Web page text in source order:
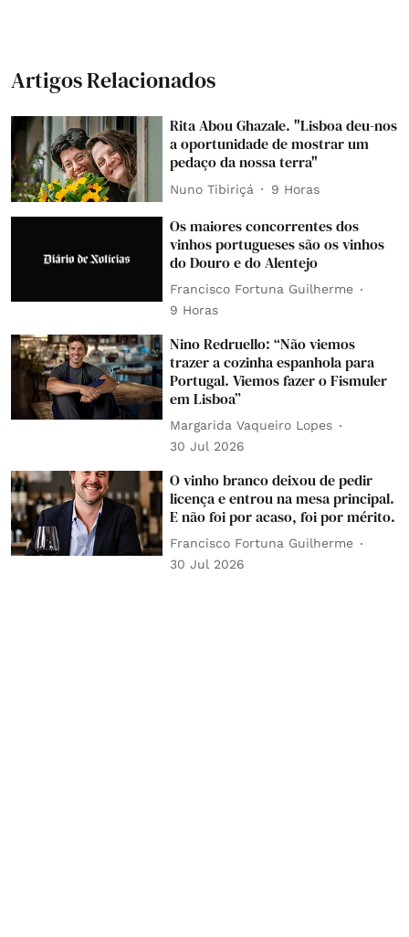
Artigos Relacionados
Rita Abou Ghazale. "Lisboa deu-nos
a oportunidade de mostrar um
pedaço da nossa terra"
Nuno Tibiriçá 9 Horas
Os maiores concorrentes dos
vinhos portugueses são os vinhos
do Douro e do Alentejo
Francisco Fortuna Guilherme
9 Horas
Nino Redruello: “Não viemos
trazer a cozinha espanhola para
Portugal. Viemos fazer o Fismuler
em Lisboa”
Margarida Vaqueiro Lopes
30 Jul 2026
O vinho branco deixou de pedir
licença e entrou na mesa principal.
E não foi por acaso, foi por mérito.
Francisco Fortuna Guilherme
30 Jul 2026